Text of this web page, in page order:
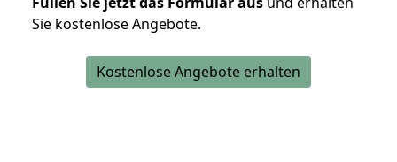
Sie kostenlose Angebote.
Kostenlose Angebote erhalten